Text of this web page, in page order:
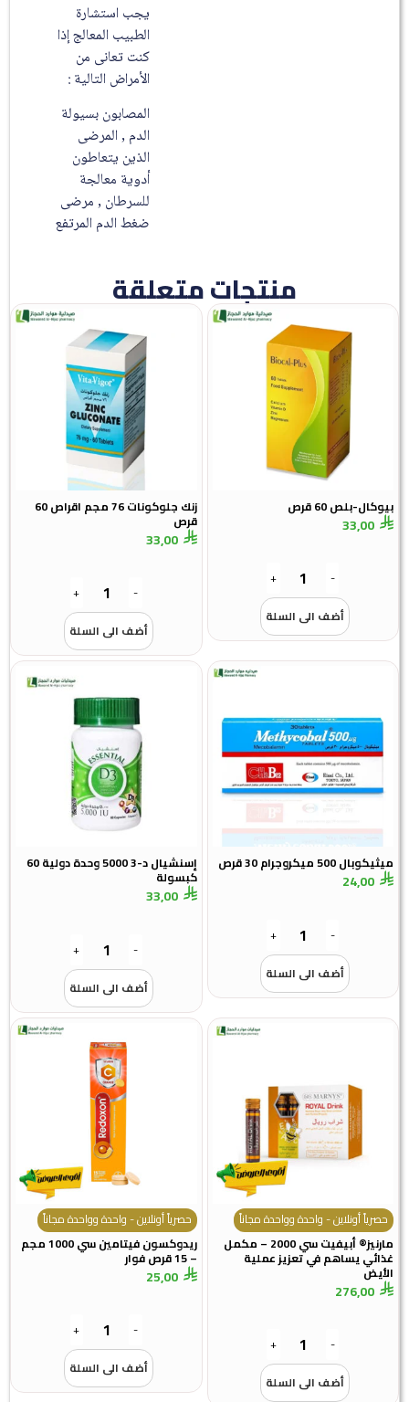
يجب استشارة
الطبيب المعالج إذا
كنت تعانى من
الأمراض التالية :
المصابون بسيولة
الدم , المرضى
الذين يتعاطون
أدوية معالجة
للسرطان , مرضى
ضغط الدم المرتفع
منتجات متعلقة
بيوكال-بلص 60 قرص
33,00
-
+
أضف الى السلة
زنك جلوكونات 76 مجم اقراص 60
قرص
33,00
-
+
أضف الى السلة
ميثيكوبال 500 ميكروجرام 30 قرص
24,00
-
+
أضف الى السلة
إسنشيال د-3 5000 وحدة دولية 60
كبسولة
33,00
-
+
أضف الى السلة
حصرياً أونلاين - واحدة وواحدة مجاناً
مارنيز® أبيفيت سي 2000 – مكمل
غذائي يساهم في تعزيز عملية
الأيض
276,00
-
+
أضف الى السلة
حصرياً أونلاين - واحدة وواحدة مجاناً
ريدوكسون فيتامين سي 1000 مجم
– 15 قرص فوار
25,00
-
+
أضف الى السلة